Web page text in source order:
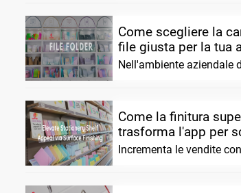
Come scegliere la
file giusta per la tua
Nell'ambiente aziendale
Come la finitura
trasforma l'app per
cancelleria
Incrementa le vendite